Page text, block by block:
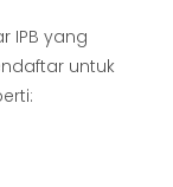
IPB yang
untuk